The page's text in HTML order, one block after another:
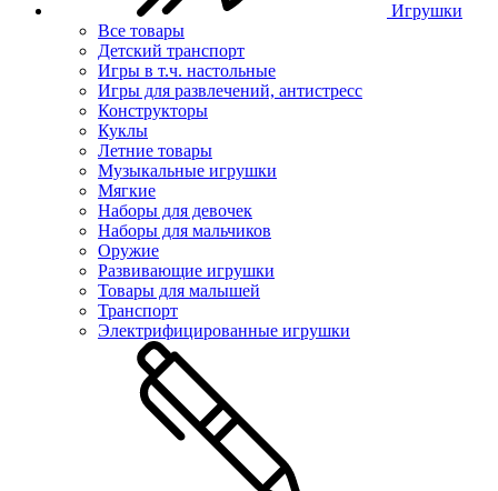
Игрушки
Все товары
Детский транспорт
Игры в т.ч. настольные
Игры для развлечений, антистресс
Конструкторы
Куклы
Летние товары
Музыкальные игрушки
Мягкие
Наборы для девочек
Наборы для мальчиков
Оружие
Развивающие игрушки
Товары для малышей
Транспорт
Электрифицированные игрушки